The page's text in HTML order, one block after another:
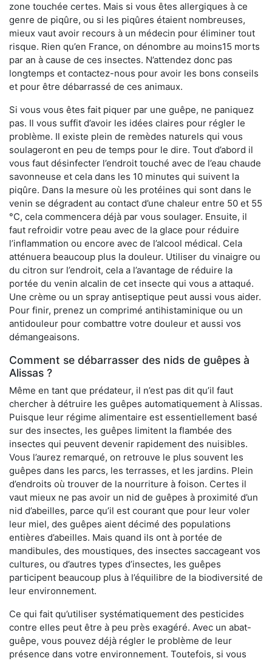
zone touchée certes. Mais si vous êtes allergiques à ce
genre de piqûre, ou si les piqûres étaient nombreuses,
mieux vaut avoir recours à un médecin pour éliminer tout
risque. Rien qu’en France, on dénombre au moins15 morts
par an à cause de ces insectes. N’attendez donc pas
longtemps et contactez-nous pour avoir les bons conseils
et pour être débarrassé de ces animaux.
Si vous vous êtes fait piquer par une guêpe, ne paniquez
pas. Il vous suffit d’avoir les idées claires pour régler le
problème. Il existe plein de remèdes naturels qui vous
soulageront en peu de temps pour le dire. Tout d’abord il
vous faut désinfecter l’endroit touché avec de l’eau chaude
savonneuse et cela dans les 10 minutes qui suivent la
piqûre. Dans la mesure où les protéines qui sont dans le
venin se dégradent au contact d’une chaleur entre 50 et 55
°C, cela commencera déjà par vous soulager. Ensuite, il
faut refroidir votre peau avec de la glace pour réduire
l’inflammation ou encore avec de l’alcool médical. Cela
atténuera beaucoup plus la douleur. Utiliser du vinaigre ou
du citron sur l’endroit, cela a l’avantage de réduire la
portée du venin alcalin de cet insecte qui vous a attaqué.
Une crème ou un spray antiseptique peut aussi vous aider.
Pour finir, prenez un comprimé antihistaminique ou un
antidouleur pour combattre votre douleur et aussi vos
démangeaisons.
Comment se débarrasser des nids de guêpes à
Alissas ?
Même en tant que prédateur, il n’est pas dit qu’il faut
chercher à détruire les guêpes automatiquement à Alissas.
Puisque leur régime alimentaire est essentiellement basé
sur des insectes, les guêpes limitent la flambée des
insectes qui peuvent devenir rapidement des nuisibles.
Vous l’aurez remarqué, on retrouve le plus souvent les
guêpes dans les parcs, les terrasses, et les jardins. Plein
d’endroits où trouver de la nourriture à foison. Certes il
vaut mieux ne pas avoir un nid de guêpes à proximité d’un
nid d’abeilles, parce qu’il est courant que pour leur voler
leur miel, des guêpes aient décimé des populations
entières d’abeilles. Mais quand ils ont à portée de
mandibules, des moustiques, des insectes saccageant vos
cultures, ou d’autres types d’insectes, les guêpes
participent beaucoup plus à l’équilibre de la biodiversité de
leur environnement.
Ce qui fait qu’utiliser systématiquement des pesticides
contre elles peut être à peu près exagéré. Avec un abat-
guêpe, vous pouvez déjà régler le problème de leur
présence dans votre environnement. Toutefois, si vous